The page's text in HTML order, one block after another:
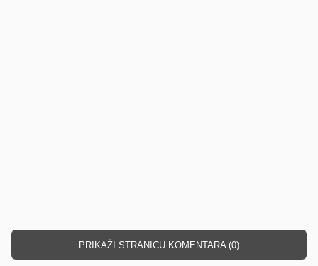
PRIKAŽI STRANICU KOMENTARA (0)